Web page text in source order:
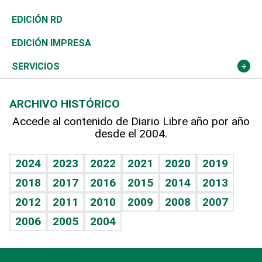
Ocenanía
Caribe
Resto del mundo
Telecom.
Global y variable
Economía personal
Sociales
Novedades
Podcast Arte Libre
Hablando con el pediatra
Vida y familia
Eñe
Celebrando la vida
Sin complejos
En pocas palabras
Tenis
Olimpismo
Más deportes
Línea de hit
TBT Deportivo
El Espía
Noticiero Poteleche
Columnistas
Más firmas
Historia
Martes de tecnología
Cambio climático
Revista
Deportes
Opinión
Hecho en casa
Guía del dinero
EDICIÓN RD
EDICIÓN IMPRESA
SERVICIOS
Cumpleaños
Horóscopos
Crucigramas
ARCHIVO HISTÓRICO
Accede al contenido de Diario Libre año por año
desde el 2004.
2024 2023 2022 2021 2020
2019
2018
2017 2016 2015 2014
2013
2012
2011 2010 2009 2008
2007
2006
2005 2004